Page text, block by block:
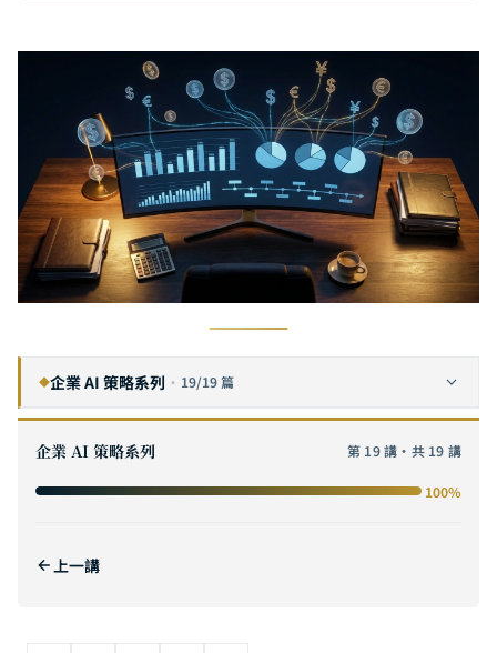
◆企業 AI 策略系列 · 19/19 篇
4
企業 AI 策略系列 第 19 講・共 19 講
100%
上一講